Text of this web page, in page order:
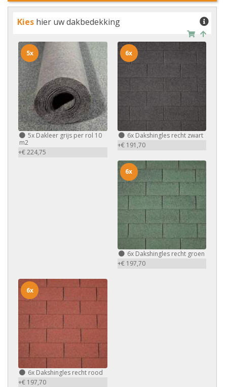
Kies hier uw dakbedekking
5x Dakleer grijs per rol 10
m2
+€ 224,75
5x
6xDakshingles recht zwart
+€ 191,70
6x
6xDakshingles recht groen
+€ 197,70
6x
6x Dakshingles recht rood
+€ 197,70
6x